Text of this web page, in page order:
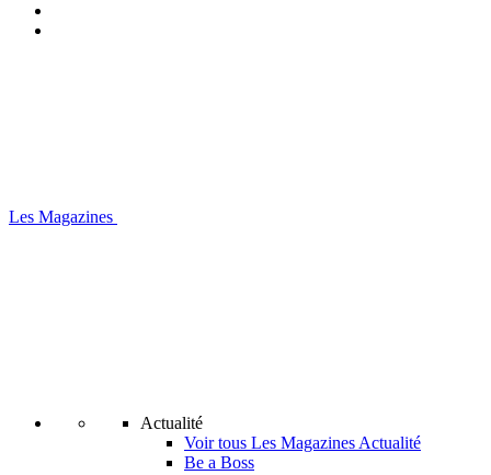
Les Magazines
Actualité
Voir tous Les Magazines Actualité
Be a Boss